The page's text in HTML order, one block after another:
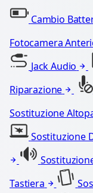
Cambio
Fotocamera
Jack Audio
Riparazione
Sostituzione
Sostituzione
Tastiera